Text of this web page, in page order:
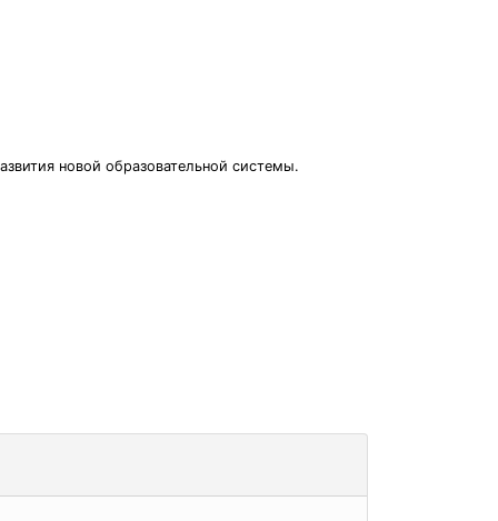
новой образовательной системы.